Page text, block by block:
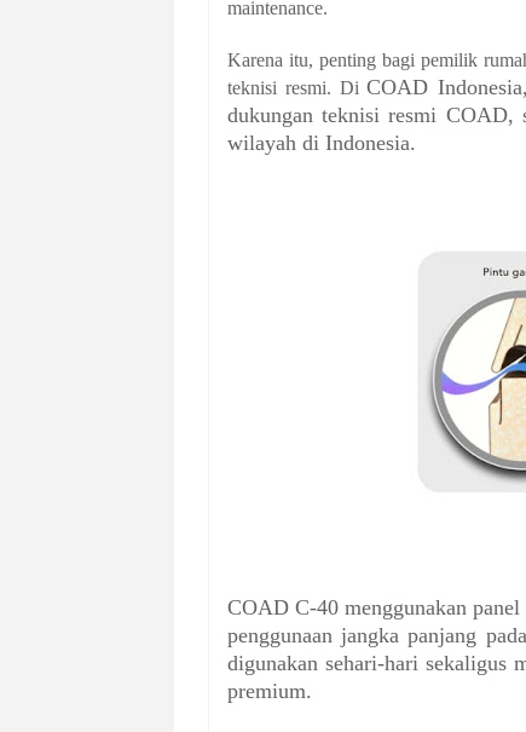
maintenance.
Karena itu, penting bagi pemilik
teknisi resmi. DiCOAD
dukungan teknisi resmi COAD,
wilayah di Indonesia.
COAD C-40 menggunakan
penggunaan jangka panjang
digunakan sehari-hari sekaligus
premium.